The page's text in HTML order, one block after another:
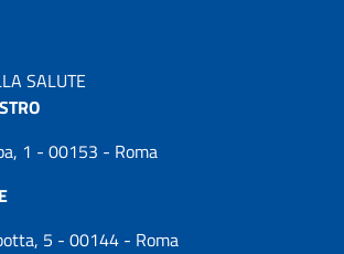
SALUTE
1 - 00153 - Roma
5 - 00144 - Roma